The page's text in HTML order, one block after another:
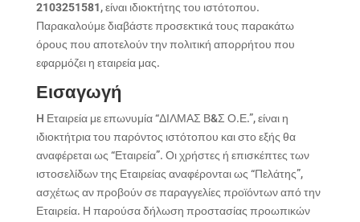
2103251581, είναι ιδιοκτήτης του ιστότοπου.
Παρακαλούμε διαβάστε προσεκτικά τους παρακάτω
όρους που αποτελούν την πολιτική απορρήτου που
εφαρμόζει η εταιρεία μας.
Εισαγωγή
H Εταιρεία με επωνυμία “ΔΙΛΜΑΣ Β&Σ Ο.Ε.”, είναι η
ιδιοκτήτρια του παρόντος ιστότοπου και στο εξής θα
αναφέρεται ως “Εταιρεία”. Οι χρήστες ή επισκέπτες των
ιστοσελίδων της Εταιρείας αναφέρονται ως “Πελάτης”,
ασχέτως αν προβούν σε παραγγελίες προϊόντων από την
Εταιρεία. Η παρούσα δήλωση προστασίας προωπικών